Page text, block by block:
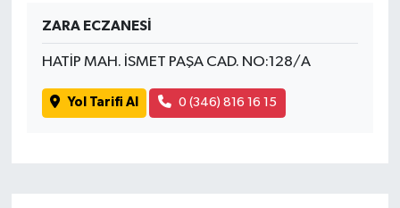
ZARA ECZANESİ
HATİP MAH. İSMET PAŞA CAD. NO:128/A
Yol Tarifi Al 0 (346) 816 16 15